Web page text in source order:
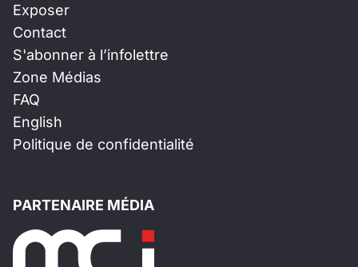
Exposer
Contact
S'abonner à l’infolettre
Zone Médias
FAQ
English
Politique de confidentialité
PARTENAIRE MÉDIA